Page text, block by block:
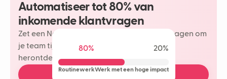
Automatiseer tot 80% van
inkomende klantvragen
Zet een Neople in op je meest herhaalde vragen om
je team tijd te besparen en meer plezier te
herontdekken in je klantinteracties.
Plan een gratis demo
80% 20%
RoutinewerkWerk met een hoge impact